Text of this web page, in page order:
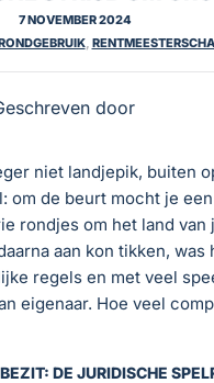
7 NOVEMBER 2024
,
door
niet landjepik, buiten
om de beurt mocht je
rondjes om het land van
aan kon tikken, was
regels en met veel
eigenaar. Hoe veel
DE JURIDISCHE